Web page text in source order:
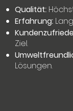
Qualität:
Erfahrung:
Ziel.
Lösungen.